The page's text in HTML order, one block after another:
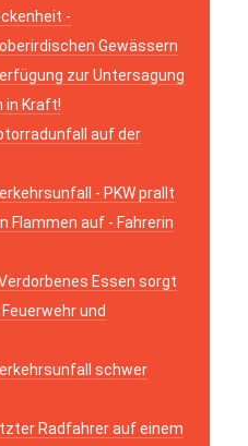
-
Gewässern
zur Untersagung
in Kraft!
auf der
- PKW prallt
Flammen auf - Fahrerin
Essen sorgt
und
schwer
Radfahrer auf einem